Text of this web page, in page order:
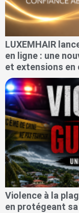
LUXEMHAIR
en ligne : une
et extensions en
Violence à la
en protégeant